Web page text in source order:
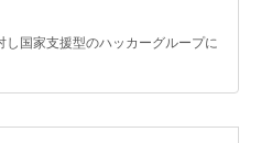
国家支援型のハッカーグループに